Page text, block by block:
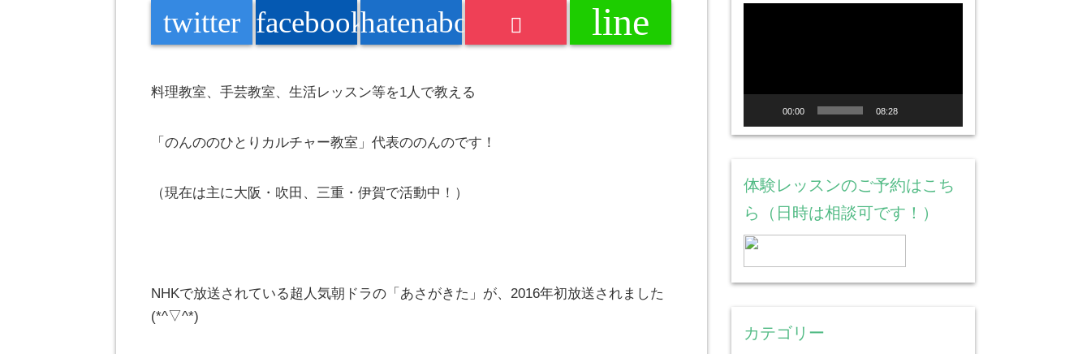
twitter facebookhatenabookmark line
料理教室、手芸教室、生活レッスン等を1人で教える
「 のんののひとりカルチャー教室」代表ののんのです！
（現在は主に大阪・吹田、三重・伊賀で活動中！）
NHKで放送されている超人気朝ドラの「あさがきた」が、2016年初放送されました
(*^▽^*)
ヤ
00:00 08:28
体験レッスンのご予約はこち
ら（日時は相談可です！）
カテゴリー